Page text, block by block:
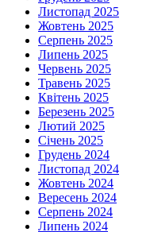
Листопад 2025
Жовтень 2025
Серпень 2025
Липень 2025
Червень 2025
Травень 2025
Квітень 2025
Березень 2025
Лютий 2025
Січень 2025
Грудень 2024
Листопад 2024
Жовтень 2024
Вересень 2024
Серпень 2024
Липень 2024